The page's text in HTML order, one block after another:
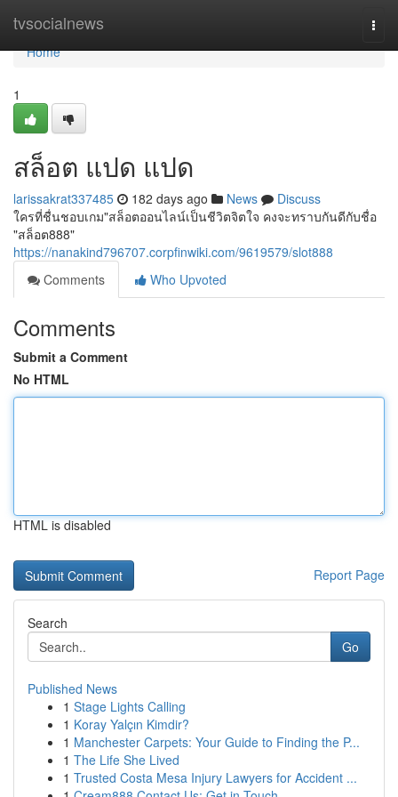
tvsocialnews
Home
Home
1
สล็อต แปด แปด
larissakrat337485 182 days ago News
Discuss
ใครที่ชื่นชอบเกม"สล็อตออนไลน์เป็นชีวิตจิตใจ คงจะทราบกันดีกับชื่อ
"สล็อต888"
https://nanakind796707.corpfinwiki.com/9619579/slot888
Comments
Who Upvoted
Comments
Submit a Comment
No HTML
HTML is disabled
Report Page
Search
Go
Published News
1 Stage Lights Calling
1 Koray Yalçın Kimdir?
1 Manchester Carpets: Your Guide to Finding the P...
1 The Life She Lived
1 Trusted Costa Mesa Injury Lawyers for Accident ...